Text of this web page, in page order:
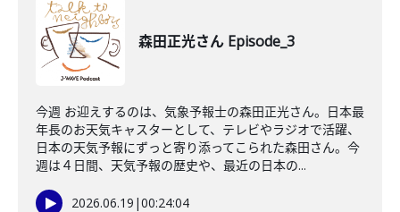
森田正光さん Episode_3
今週 お迎えするのは、気象予報士の森田正光さん。日本最
年長のお天気キャスターとして、テレビやラジオで活躍、
日本の天気予報にずっと寄り添ってこられた森田さん。今
週は４日間、天気予報の歴史や、最近の日本の...
2026.06.19 |00:24:04